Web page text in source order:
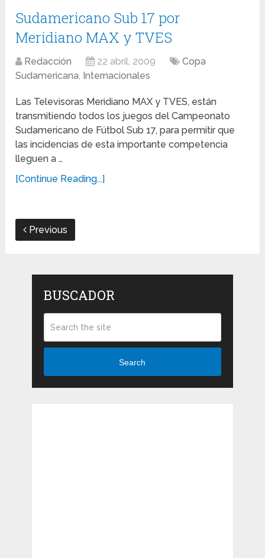
Sudamericano Sub 17 por
Meridiano MAX y TVES
Redacción 22 abril, 2009
Copa
Sudamericana, Internacionales
Las Televisoras Meridiano MAX y TVES, están
transmitiendo todos los juegos del Campeonato
Sudamericano de Fútbol Sub 17, para permitir que
las incidencias de esta importante competencia
lleguen a …
[Continue Reading...]
Previous
BUSCADOR
Search